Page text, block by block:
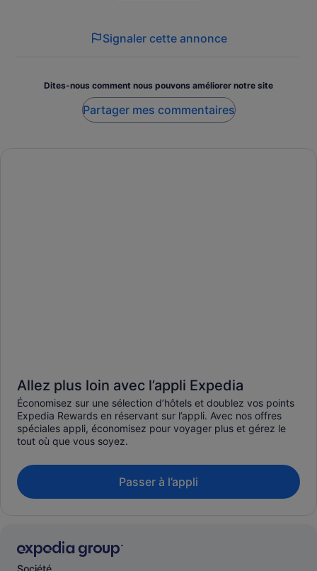
Signaler cette annonce
Dites-nous comment nous pouvons améliorer notre site
Partager mes commentaires
Allez plus loin avec l’appli Expedia
Économisez sur une sélection d’hôtels et doublez vos points
Expedia Rewards en réservant sur l’appli. Avec nos offres
spéciales appli, économisez pour voyager plus et gérez le
tout où que vous soyez.
Passer à l’appli